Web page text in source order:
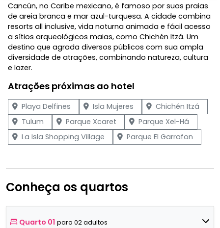
Cancún, no Caribe mexicano, é famoso por suas praias
de areia branca e mar azul-turquesa. A cidade combina
resorts all inclusive, vida noturna animada e fácil acesso
a sítios arqueológicos maias, como Chichén Itzá. Um
destino que agrada diversos públicos com sua ampla
diversidade de atrações, combinando natureza, cultura
e lazer.
Atrações próximas ao hotel
Playa Delfines Isla Mujeres
Chichén Itzá
Tulum
Parque Xcaret
Parque Xel-Há
La Isla Shopping Village
Parque El Garrafon
Conheça os quartos
Quarto 01 para 02 adultos